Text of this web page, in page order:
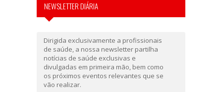
NEWSLETTER DIÁRIA
Dirigida exclusivamente a profissionais
de saúde, a nossa newsletter partilha
notícias de saúde exclusivas e
divulgadas em primeira mão, bem como
os próximos eventos relevantes que se
vão realizar.